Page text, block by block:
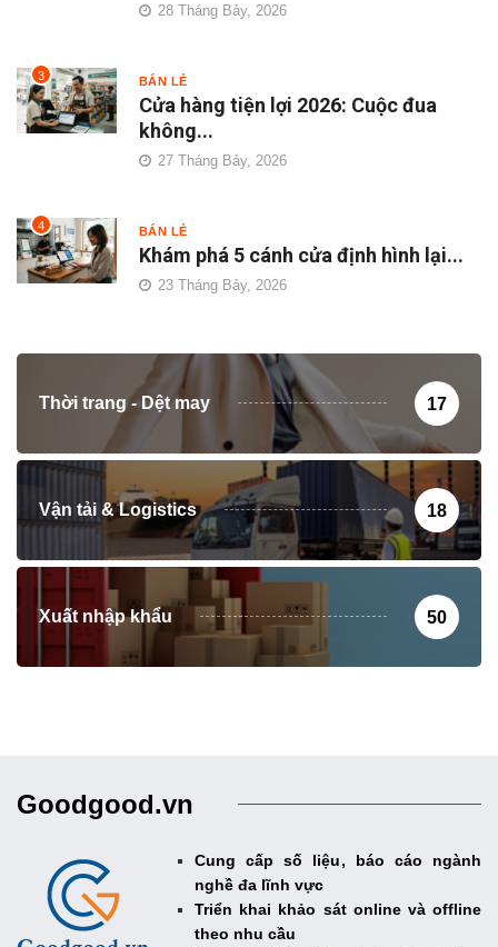
28 Tháng Bảy, 2026
3 BÁN LẺ
Cửa hàng tiện lợi 2026: Cuộc đua
không...
27 Tháng Bảy, 2026
4 BÁN LẺ
Khám phá 5 cánh cửa định hình lại...
23 Tháng Bảy, 2026
Thời trang - Dệt may 17
Vận tải & Logistics 18
Xuất nhập khẩu 50
Goodgood.vn
Cung cấp số liệu, báo cáo ngành
nghề đa lĩnh vực
Triển khai khảo sát online và offline
theo nhu cầu